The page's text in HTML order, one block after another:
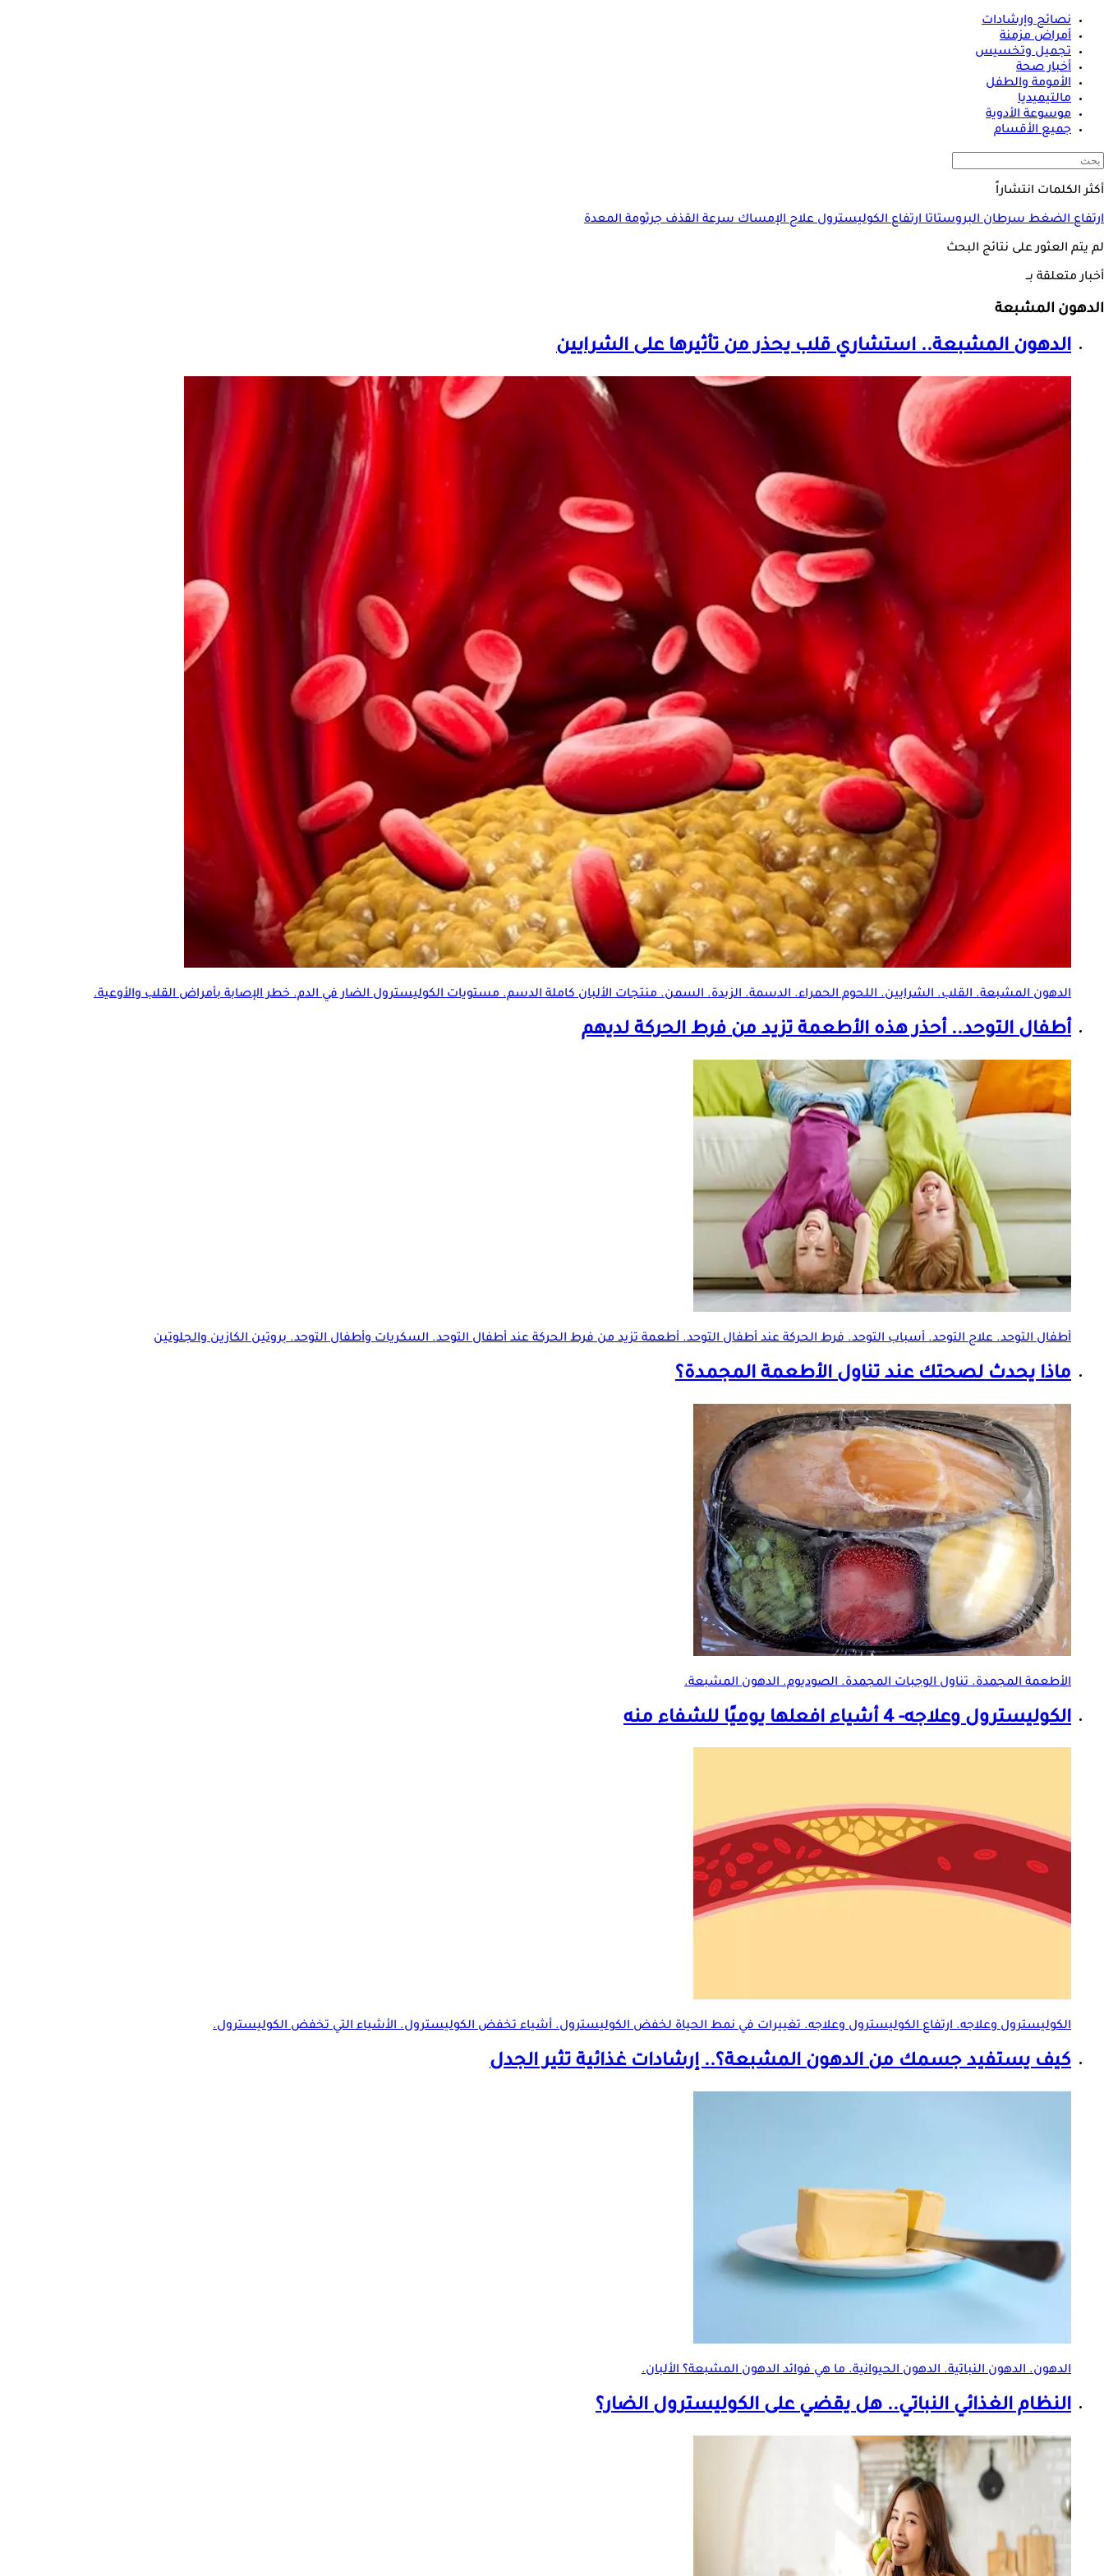
نصائح وإرشادات
أمراض مزمنة
تجميل وتخسيس
أخبار صحة
الأمومة والطفل
مالتيميديا
موسوعة الأدوية
جميع الأقسام
أكثر الكلمات انتشاراً
ارتفاع الضغطسرطان البروستاتاارتفاع الكوليسترولعلاج الإمساكسرعة القذفجرثومة المعدة
لم يتم العثور على نتائج البحث
أخبار متعلقة بــ
الدهون المشبعة
الدهون المشبعة.. استشاري قلب يحذر من تأثيرها على الشرايين
الدهون المشبعة. القلب. الشرايين. اللحوم الحمراء. الدسمة. الزبدة. السمن. منتجات الألبان كاملة الدسم. مستويات الكوليسترول الضار في الدم. خطر الإصابة بأمراض القلب والأوعية.
أطفال التوحد.. أحذر هذه الأطعمة تزيد من فرط الحركة لديهم
أطفال التوحد. علاج التوحد. أسباب التوحد. فرط الحركة عند أطفال التوحد. أطعمة تزيد من فرط الحركة عند أطفال التوحد. السكريات وأطفال التوحد. بروتين الكازين والجلوتين
ماذا يحدث لصحتك عند تناول الأطعمة المجمدة؟
الأطعمة المجمدة. تناول الوجبات المجمدة. الصوديوم.الدهون المشبعة.
الكوليسترول وعلاجه- 4 أشياء افعلها يوميًا للشفاء منه
الكوليسترول وعلاجه. ارتفاع الكوليسترول وعلاجه. تغييرات في نمط الحياة لخفض الكوليسترول. أشياء تخفض الكوليسترول. الأشياء التي تخفض الكوليسترول.
كيف يستفيد جسمك منالدهون المشبعة؟.. إرشادات غذائية تثير الجدل
الدهون. الدهون النباتية. الدهون الحيوانية. ما هي فوائدالدهون المشبعة؟ الألبان.
النظام الغذائي النباتي.. هل يقضي على الكوليسترول الضار؟